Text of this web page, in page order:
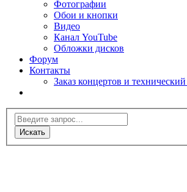
Фотографии
Обои и кнопки
Видео
Канал YouTube
Обложки дисков
Форум
Контакты
Заказ концертов и
Искать